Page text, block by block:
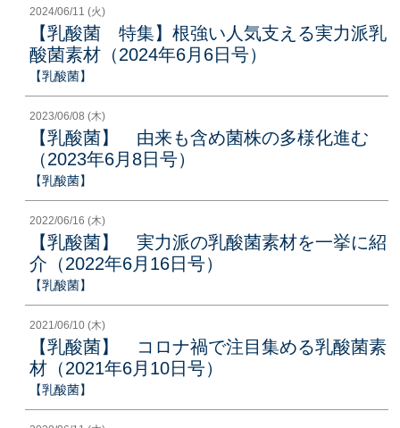
2024/06/11 (火)
【乳酸菌 特集】根強い人気支える実力派乳
酸菌素材（2024年6月6日号）
【乳酸菌】
2023/06/08 (木)
【乳酸菌】 由来も含め菌株の多様化進む
（2023年6月8日号）
【乳酸菌】
2022/06/16 (木)
【乳酸菌】 実力派の乳酸菌素材を一挙に紹
介（2022年6月16日号）
【乳酸菌】
2021/06/10 (木)
【乳酸菌】 コロナ禍で注目集める乳酸菌素
材（2021年6月10日号）
【乳酸菌】